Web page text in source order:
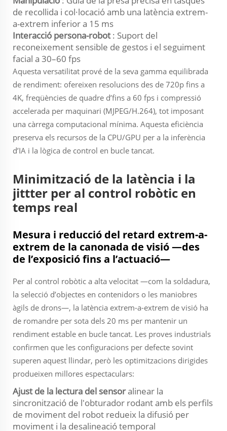
de recollida i col·locació amb una latència extrem-
a-extrem inferior a 15 ms
Interacció persona-robot: Suport del
reconeixement sensible de gestos i el seguiment
facial a 30–60 fps
Aquesta versatilitat prové de la seva gamma equilibrada
de rendiment: ofereixen resolucions des de 720p fins a
4K, freqüències de quadre d’fins a 60 fps i compressió
accelerada per maquinari (MJPEG/H.264), tot imposant
una càrrega computacional mínima. Aquesta eficiència
preserva els recursos de la CPU/GPU per a la inferència
d’IA i la lògica de control en bucle tancat.
Minimització de la latència i la
jittter per al control robòtic en
temps real
Mesura i reducció del retard extrem-a-
extrem de la canonada de visió —des
de l’exposició fins a l’actuació—
Per al control robòtic a alta velocitat —com la soldadura,
la selecció d’objectes en contenidors o les maniobres
àgils de drons—, la latència extrem-a-extrem de visió ha
de romandre per sota dels 20 ms per mantenir un
rendiment estable en bucle tancat. Les proves industrials
confirmen que les configuracions per defecte sovint
superen aquest llindar, però les optimitzacions dirigides
produeixen millores espectaculars:
Ajust de la lectura del sensoralinear la
sincronització de l'obturador rodant amb els perfils
de moviment del robot redueix la difusió per
moviment i la desalineació temporal